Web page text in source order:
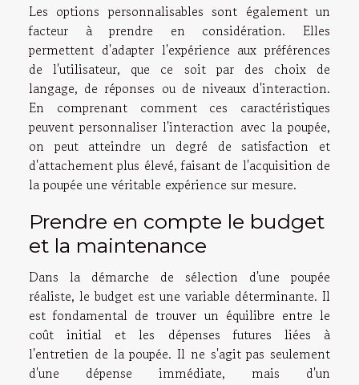
Les options personnalisables sont également un
facteur à prendre en considération. Elles
permettent d'adapter l'expérience aux préférences
de l'utilisateur, que ce soit par des choix de
langage, de réponses ou de niveaux d'interaction.
En comprenant comment ces caractéristiques
peuvent personnaliser l'interaction avec la poupée,
on peut atteindre un degré de satisfaction et
d'attachement plus élevé, faisant de l'acquisition de
la poupée une véritable expérience sur mesure.
Prendre en compte le budget
et la maintenance
Dans la démarche de sélection d'une poupée
réaliste, le budget est une variable déterminante. Il
est fondamental de trouver un équilibre entre le
coût initial et les dépenses futures liées à
l'entretien de la poupée. Il ne s'agit pas seulement
d'une dépense immédiate, mais d'un